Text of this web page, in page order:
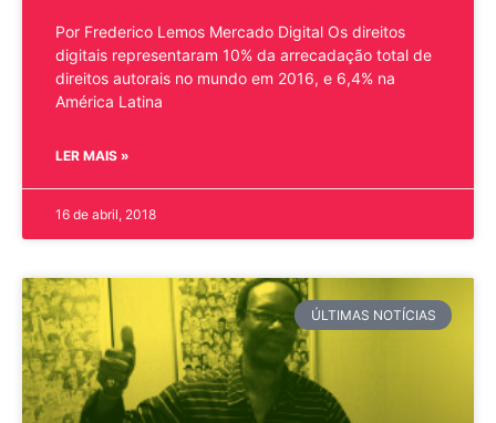
Por Frederico Lemos Mercado Digital Os direitos
digitais representaram 10% da arrecadação total de
direitos autorais no mundo em 2016, e 6,4% na
América Latina
LER MAIS »
16 de abril, 2018
ÚLTIMAS NOTÍCIAS